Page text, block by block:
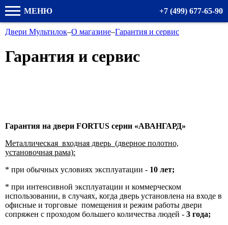
МЕНЮ +7 (499) 677-65-90
Двери Мультилок–О магазине–Гарантия и сервис
Гарантия и сервис
Гарантия на двери FORTUS серии «АВАНГАРД»
Металлическая входная дверь (дверное полотно,
установочная рама):
* при обычных условиях эксплуатации - 10 лет;
* при интенсивной эксплуатации и коммерческом
использовании, в случаях, когда дверь установлена на входе в
офисные и торговые помещения и режим работы двери
сопряжен с проходом большего количества людей - 3 года;